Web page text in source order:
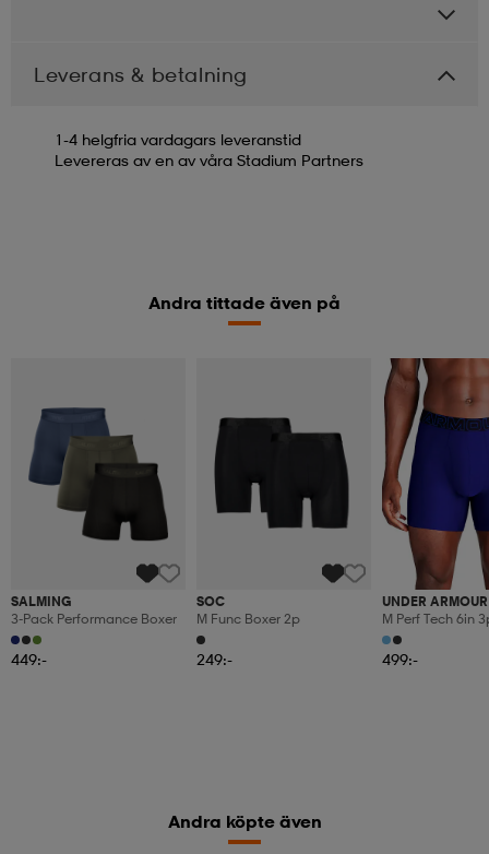
Leverans & betalning
1-4 helgfria vardagars leveranstid
Levereras av en av våra Stadium Partners
Andra tittade även på
SALMING
3-Pack Performance Boxer
449:-
SOC
M Func Boxer 2p
249:-
UNDER ARMOUR
M Perf Tech 6in
499:-
Andra köpte även